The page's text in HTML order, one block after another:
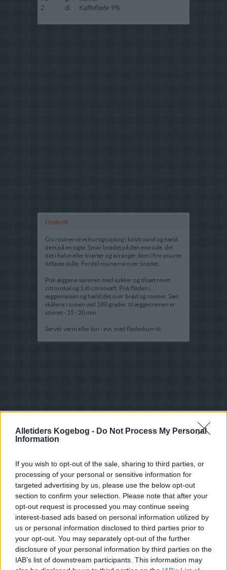
Alletiders Kogebog - Do Not Process My Personal
Information
If you wish to opt-out of the sale, sharing to third parties, or
processing of your personal or sensitive information for
targeted advertising by us, please use the below opt-out
section to confirm your selection. Please note that after your
opt-out request is processed you may continue seeing
interest-based ads based on personal information utilized by
us or personal information disclosed to third parties prior to
your opt-out. You may separately opt-out of the further
disclosure of your personal information by third parties on the
IAB’s list of downstream participants. This information may
2
dl. Kaffefløde 9%
Opskrift
Giv rosinerne et hurtigt opkog i koldt vand og hæld
dem på en sigte. Smør brødet på den ene side, del
det i halve eller kvarter og arrangér dem i fire smurte
ildfaste skåle. Fordel rosinerne over brødet.
Pisk æggene sammen med sukker og tilsæt revet
citronskal og 1 dl citronsaft. Pisk fløden i
æggemassen og hæld det over brød og rosiner. Sæt
skålene i ovnen ved 180 grader, til æggecremen er
stivnet - 15 - 20 min.
Servér varm eller lun - evt. med flødeskum til.
Opskriftsinfo
Ret : Kold Dessert-Budding
Hovedingrediens : Mælkeprodukter Fløde